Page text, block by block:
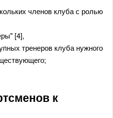
членов клуба с ролью
[4],
тренеров клуба нужного
к